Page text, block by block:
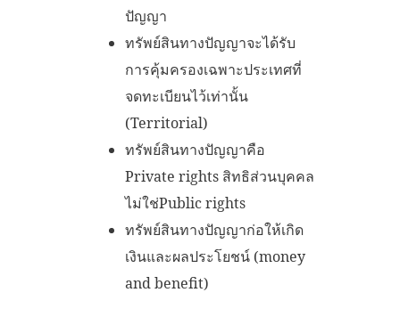
ปัญญา
ทรัพย์สินทางปัญญาจะได้รับ
การคุ้มครองเฉพาะประเทศที่
จดทะเบียนไว้เท่านั้น
(Territorial)
ทรัพย์สินทางปัญญาคือ
Private rights สิทธิส่วนบุคคล
ไม่ใช่Public rights
ทรัพย์สินทางปัญญาก่อให้เกิด
เงินและผลประโยชน์ (money
and benefit)